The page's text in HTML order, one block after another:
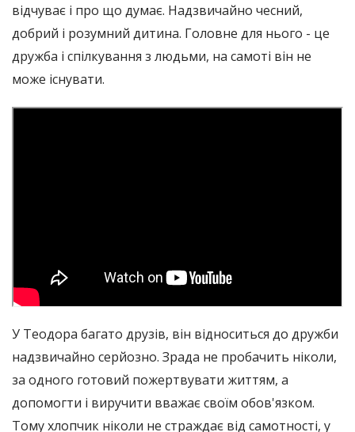
відчуває і про що думає. Надзвичайно чесний,
добрий і розумний дитина. Головне для нього - це
дружба і спілкування з людьми, на самоті він не
може існувати.
У Теодора багато друзів, він відноситься до дружби
надзвичайно серйозно. Зрада не пробачить ніколи,
за одного готовий пожертвувати життям, а
допомогти і виручити вважає своїм обов'язком.
Тому хлопчик ніколи не страждає від самотності, у